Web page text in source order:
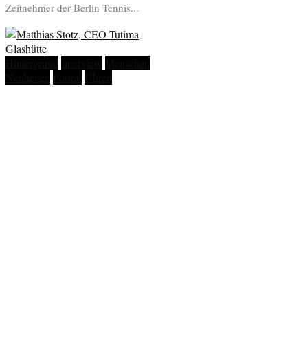
Zeitnehmer der Berlin Tennis...